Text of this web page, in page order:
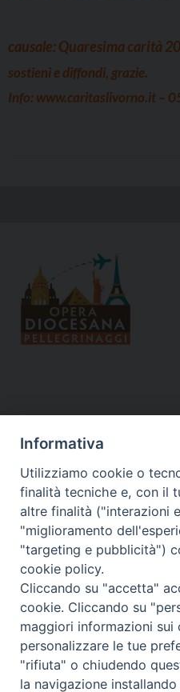
causale: Quaresima carità
sostieni e diffondi, grazie.
Info: www.caritaslivorno.it –
Curia
Via del Seminario, 61 - 57122
Tel. 0586 276211
Fax 0586 276243
Copyright ©
Informativa
Utilizziamo cookie o
finalità tecniche e, con il
altre finalità ("interazioni
"miglioramento
"targeting e pubblicità")
cookie policy.
Cliccando su "accetta"
cookie. Cliccando su
maggiori informazioni
personalizzare le tue
"rifiuta" o chiudendo
la navigazione